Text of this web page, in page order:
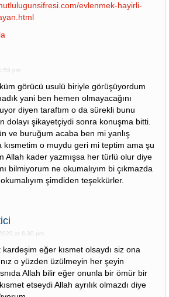
evlenmek-hayirli-
pm
görücü usulü biriyle görüşüyordum
yani ben hemen olmayacağını
diyen taraftım o da sürekli bunu
dolayı şikayetçiydi sonra konuşma bitti.
ve buruğum acaba ben mi yanlış
kısmetim o muydu geri mi teptim ama şu
Allah kader yazmışsa her türlü olur diye
bilmiyorum ne okumalıyım bi çıkmazda
şimdiden teşekkürler.
at 6:30 pm
kardeşim eğer kısmet olsaydı siz ona
o yüzden üzülmeyin her şeyin
Allah bilir eğer onunla bir ömür bir
etseydi Allah ayrılık olmazdı diye